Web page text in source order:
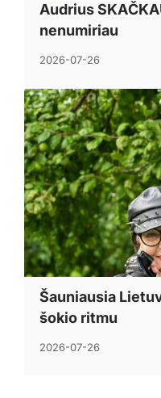
Audrius
nenumiriau
2026-07-26
Šauniausia
šokio ritmu
2026-07-26